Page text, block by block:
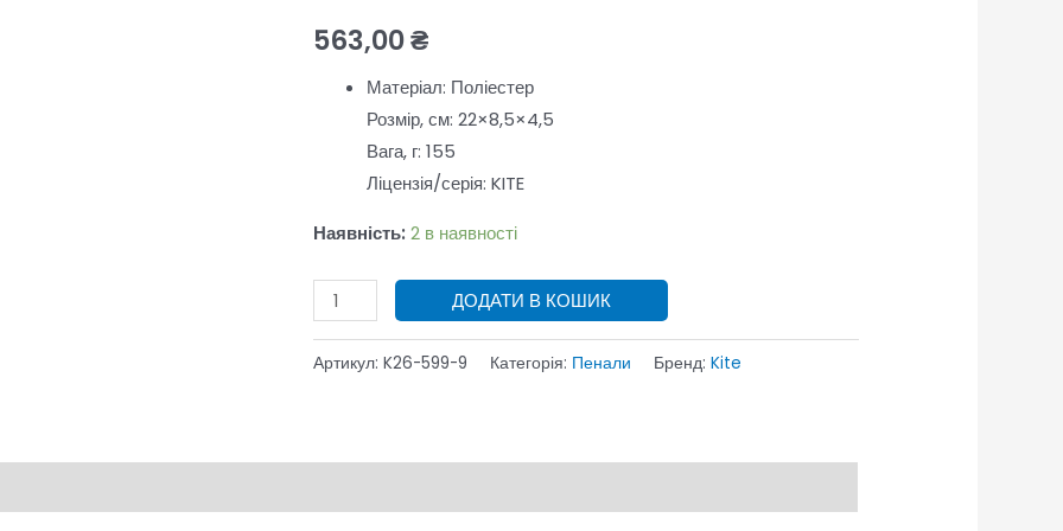
563,00₴
Матеріал: Поліестер
Розмір, см: 22×8,5×4,5
Вага, г: 155
Ліцензія/серія: KITE
Наявність: 2 в наявності
Crush
599-
кількість
ДОДАТИ В КОШИК
Артикул: K26-599-9 Категорія: Пенали Бренд: Kite